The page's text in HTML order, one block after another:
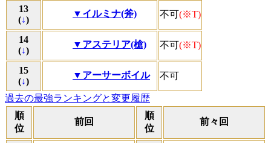
13
(↓)
▼イルミナ(斧) 不可(※T)
14
(↓)
▼アステリア(槍) 不可(※T)
15
(↓)
▼アーサーボイル 不可
過去の最強ランキングと変更履歴
順
位
前回
順
位
前々回